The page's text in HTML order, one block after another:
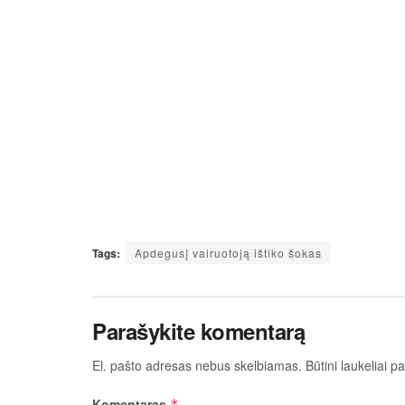
Tags: Apdegusį vairuotoją ištiko šokas
Parašykite komentarą
El. pašto adresas nebus skelbiamas. Būtini laukeliai